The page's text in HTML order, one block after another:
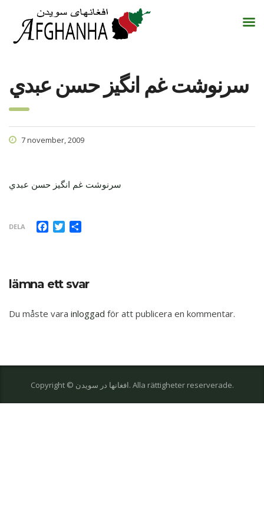
سرنوشت غم انگيز حسن عبدي
7 november, 2009
سرنوشت غم انگيز حسن عبدي
DELA Facebook
Twitter
lämna ett svar
Du måste vara inloggad för att publicera en kommentar.
Copyright © افغانها در سویدن. Alla rättigheter reserverade.